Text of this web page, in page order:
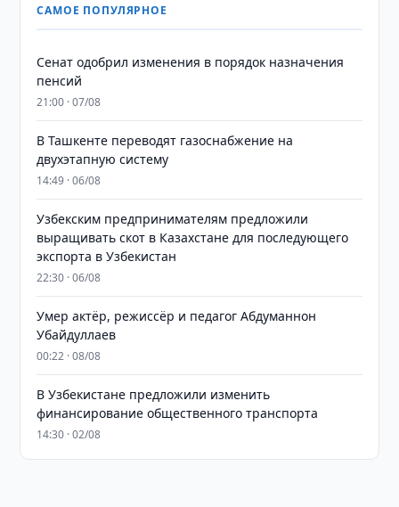
САМОЕ ПОПУЛЯРНОЕ
Сенат одобрил изменения в порядок назначения
пенсий
21:00 · 07/08
В Ташкенте переводят газоснабжение на
двухэтапную систему
14:49 · 06/08
Узбекским предпринимателям предложили
выращивать скот в Казахстане для последующего
экспорта в Узбекистан
22:30 · 06/08
Умер актёр, режиссёр и педагог Абдуманнон
Убайдуллаев
00:22 · 08/08
В Узбекистане предложили изменить
финансирование общественного транспорта
14:30 · 02/08